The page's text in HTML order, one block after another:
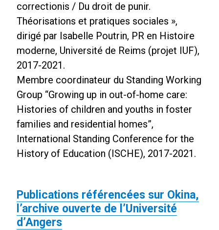
correctionis / Du droit de punir.
Théorisations et pratiques sociales »,
dirigé par Isabelle Poutrin, PR en Histoire
moderne, Université de Reims (projet IUF),
2017-2021.
Membre coordinateur du Standing Working
Group “Growing up in out-of-home care:
Histories of children and youths in foster
families and residential homes”,
International Standing Conference for the
History of Education (ISCHE), 2017-2021.
Publications référencées sur Okina,
l’archive ouverte de l’Université
d’Angers